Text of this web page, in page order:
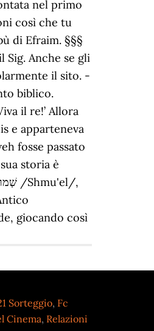
Sorteggio, Fc
Cinema, Relazioni